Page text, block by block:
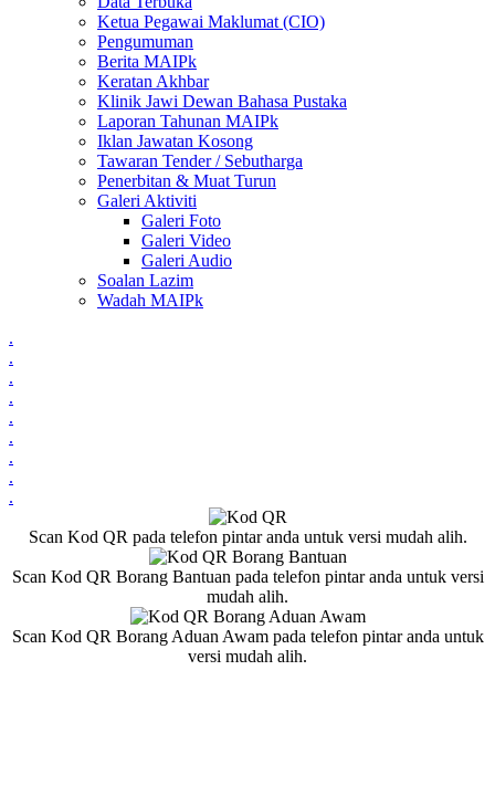
Ketua Pegawai Maklumat (CIO)
Pengumuman
Berita MAIPk
Keratan Akhbar
Klinik Jawi Dewan Bahasa Pustaka
Laporan Tahunan MAIPk
Iklan Jawatan Kosong
Tawaran Tender / Sebutharga
Penerbitan & Muat Turun
Galeri Aktiviti
Galeri Foto
Galeri Video
Galeri Audio
Soalan Lazim
Wadah MAIPk
.
.
.
.
.
.
.
.
.
Scan Kod QR pada telefon pintar anda untuk versi mudah alih.
Scan Kod QR Borang Bantuan pada telefon pintar anda untuk versi
mudah alih.
Scan Kod QR Borang Aduan Awam pada telefon pintar anda untuk
versi mudah alih.